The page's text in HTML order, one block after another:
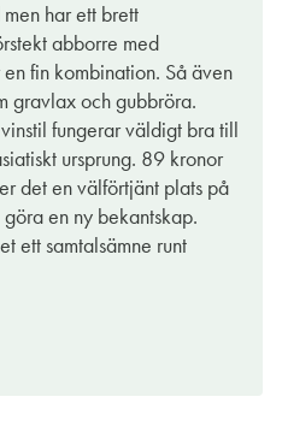
har ett brett
abborre med
fin kombination. Så även
gravlax och gubbröra.
fungerar väldigt bra till
ursprung. 89 kronor
det en välförtjänt plats på
en ny bekantskap.
ett samtalsämne runt